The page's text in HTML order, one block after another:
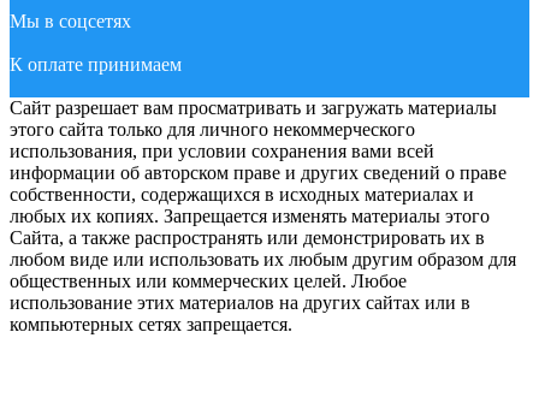
Мы в соцсетях
К оплате принимаем
Сайт разрешает вам просматривать и загружать материалы
этого сайта только для личного некоммерческого
использования, при условии сохранения вами всей
информации об авторском праве и других сведений о праве
собственности, содержащихся в исходных материалах и
любых их копиях. Запрещается изменять материалы этого
Сайта, а также распространять или демонстрировать их в
любом виде или использовать их любым другим образом для
общественных или коммерческих целей. Любое
использование этих материалов на других сайтах или в
компьютерных сетях запрещается.